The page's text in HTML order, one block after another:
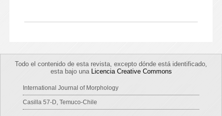
Todo el contenido de esta revista, excepto dónde está identificado,
esta bajo una Licencia Creative Commons
International Journal of Morphology
Casilla 57-D, Temuco-Chile